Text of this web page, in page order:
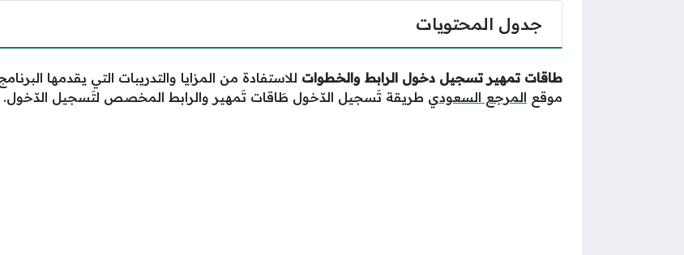
جدول المحتويات
طاقات تمهير تسجيل دخول الرابط والخطوات للاستفادة من المزايا والتدريبات التي يقدمها
موقع المرجع السعودي طريقة تَسجيل الدّخول طَاقات تَمهير والرابط المخصص لتَسجيل الدّخول.